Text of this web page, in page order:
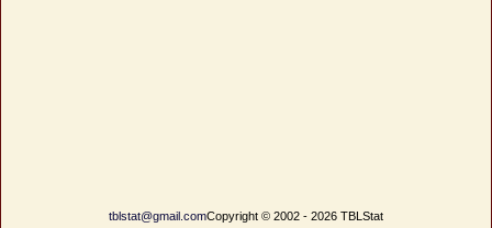
tblstat@gmail.comCopyright © 2002 - 2026 TBLStat